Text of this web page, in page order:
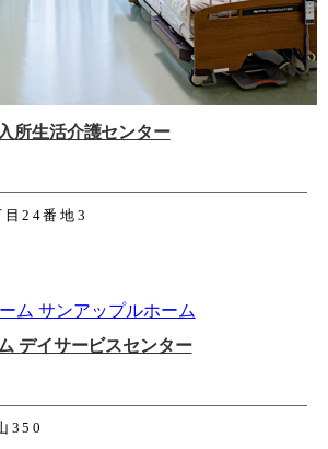
所生活介護センター
目24番地3
デイサービスセンター
350